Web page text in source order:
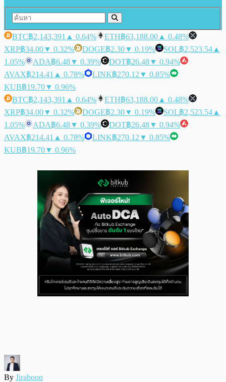
BTC฿2,143,391 ▲ 0.64% ETH฿63,188.00 ▲ 0.48%
XRP฿34.00▼ 0.32% DOGE฿2.30▼ 0.19% SOL฿2,523.54 ▲
1.05%
ADA฿6.48▼ 0.39% DOT฿26.48▼ 0.94%
AVAX฿214.41 ▲ 0.78% LINK฿270.12 ▼ 0.85%
KUB฿19.70▼ 0.96%
BTC฿2,143,391 ▲ 0.64% ETH฿63,188.00 ▲ 0.48%
XRP฿34.00▼ 0.32% DOGE฿2.30▼ 0.19% SOL฿2,523.54 ▲
1.05%
ADA฿6.48▼ 0.39% DOT฿26.48▼ 0.94%
AVAX฿214.41 ▲ 0.78% LINK฿270.12 ▼ 0.85%
KUB฿19.70▼ 0.96%
By Jiraboon